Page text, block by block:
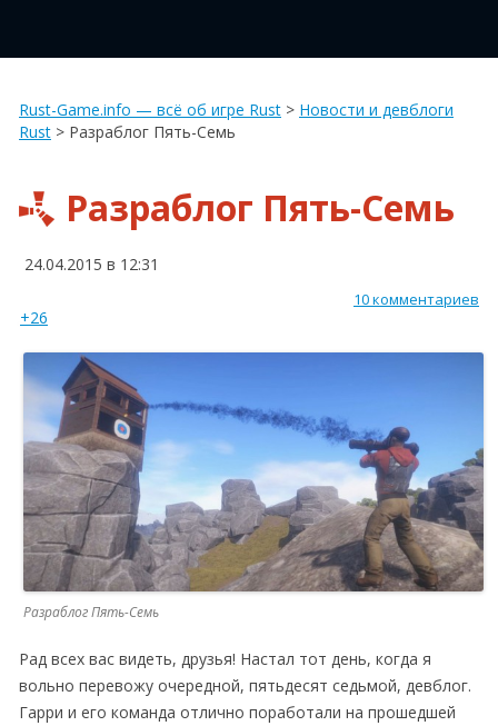
Rust-Game.info — всё об игре Rust > Новости и девблоги
Rust > Разраблог Пять-Семь
Разраблог Пять-Семь
24.04.2015 в 12:31
10 комментариев
+26
Разраблог Пять-Семь
Рад всех вас видеть, друзья! Настал тот день, когда я
вольно перевожу очередной, пятьдесят седьмой, девблог.
Гарри и его команда отлично поработали на прошедшей